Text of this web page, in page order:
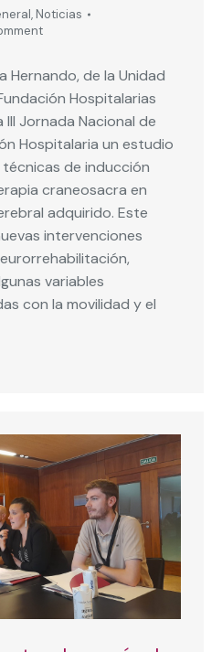
, Noticias
Hernando, de la Unidad
Hospitalarias
Jornada Nacional de
Hospitalaria un estudio
de inducción
craneosacra en
adquirido. Este
intervenciones
variables
con la movilidad y el